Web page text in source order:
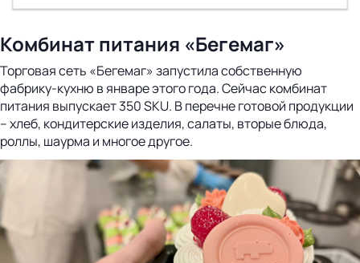
Комбинат питания «Бегемаг»
Торговая сеть «Бегемаг» запустила собственную
фабрику-кухню в январе этого года. Сейчас комбинат
питания выпускает 350 SKU. В перечне готовой продукции
– хлеб, кондитерские изделия, салаты, вторые блюда,
роллы, шаурма и многое другое.